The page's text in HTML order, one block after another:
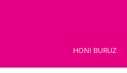
HONI BURUZ